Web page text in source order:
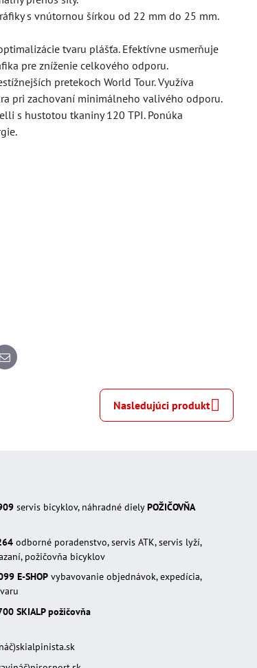
s vnútornou šírkou od 22 mm do 25 mm.
tvaru plášťa. Efektívne usmerňuje
pre zníženie celkového odporu.
pretekoch World Tour. Využíva
pri zachovaní minimálneho valivého odporu.
s hustotou tkaniny 120 TPI. Ponúka
E-
mail
Nasledujúci produkt
servis bicyklov, náhradné dielyPOŽIČOVŇA
odborné poradenstvo, servis ATK, servis lyží,
požičovňa bicyklov
E-SHOP vybavovanie objednávok, expedícia,
SKIALP požičovňa